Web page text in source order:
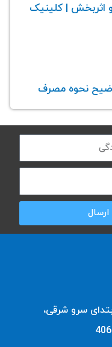
و اثربخش | کلینیک
نحوه مصرف
ارسال
سرو شرقی،